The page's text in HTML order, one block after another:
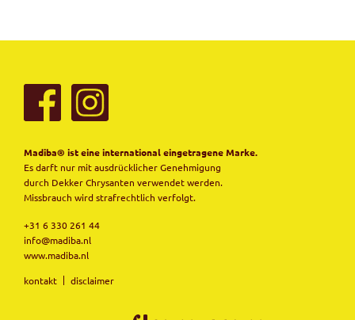
Madiba® ist eine international eingetragene Marke.
Es darft nur mit ausdrücklicher Genehmigung
durch Dekker Chrysanten verwendet werden.
Missbrauch wird strafrechtlich verfolgt.
+31 6 330 261 44
info@madiba.nl
www.madiba.nl
kontakt
disclaimer